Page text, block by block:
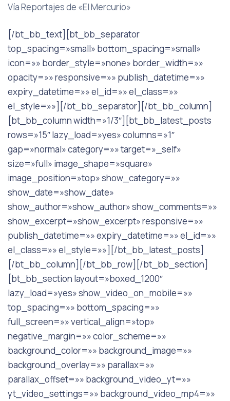
Vía Reportajes de «El Mercurio»
[/bt_bb_text][bt_bb_separator
top_spacing=»small» bottom_spacing=»small»
icon=»» border_style=»none» border_width=»»
opacity=»» responsive=»» publish_datetime=»»
expiry_datetime=»» el_id=»» el_class=»»
el_style=»»][/bt_bb_separator][/bt_bb_column]
[bt_bb_column width=»1/3″][bt_bb_latest_posts
rows=»15″ lazy_load=»yes» columns=»1″
gap=»normal» category=»» target=»_self»
size=»full» image_shape=»square»
image_position=»top» show_category=»»
show_date=»show_date»
show_author=»show_author» show_comments=»»
show_excerpt=»show_excerpt» responsive=»»
publish_datetime=»» expiry_datetime=»» el_id=»»
el_class=»» el_style=»»][/bt_bb_latest_posts]
[/bt_bb_column][/bt_bb_row][/bt_bb_section]
[bt_bb_section layout=»boxed_1200″
lazy_load=»yes» show_video_on_mobile=»»
top_spacing=»» bottom_spacing=»»
full_screen=»» vertical_align=»top»
negative_margin=»» color_scheme=»»
background_color=»» background_image=»»
background_overlay=»» parallax=»»
parallax_offset=»» background_video_yt=»»
yt_video_settings=»» background_video_mp4=»»